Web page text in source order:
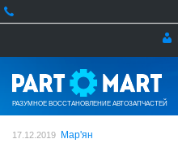
РАЗУМНОЕ ВОССТАНОВЛЕНИЕ АВТОЗАПЧАСТЕЙ
17.12.2019 Мар'ян